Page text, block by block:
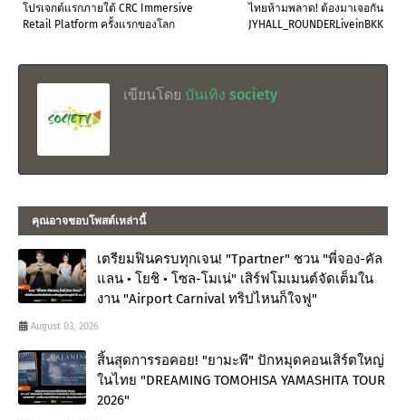
ไทยห้ามพลาด! ต้องมาเจอกัน
JYHALL_ROUNDERLiveinBKK
โปรเจกต์แรกภายใต้ CRC Immersive
Retail Platform ครั้งแรกของโลก
เขียนโดย บันเทิง society
คุณอาจชอบโพสต์เหล่านี้
เตรียมฟินครบทุกเจน! "Tpartner" ชวน "พี่จอง-คัล
แลน • โยชิ • โซล-โมเน่" เสิร์ฟโมเมนต์จัดเต็มใน
งาน "Airport Carnival ทริปไหนก็ใจฟู"
August 03, 2026
สิ้นสุดการรอคอย! "ยามะพี" ปักหมุดคอนเสิร์ตใหญ่
ในไทย "DREAMING TOMOHISA YAMASHITA TOUR
2026"